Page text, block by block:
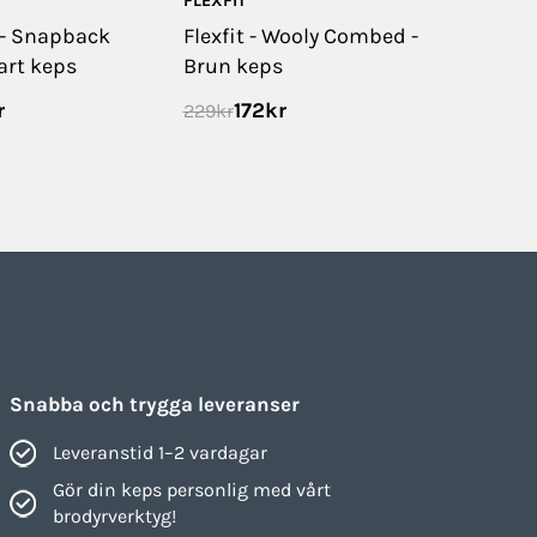
Snapback
keps
Flexfit - Wooly Combed -
Brun keps
229kr172kr
Snabba och trygga leveranser
Leveranstid 1–2 vardagar
Gör din keps personlig med vårt
brodyrverktyg!